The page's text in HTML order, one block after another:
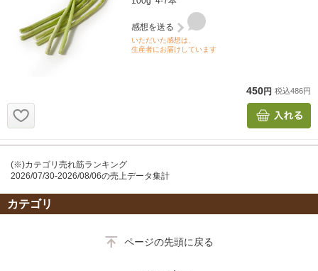
(※)カテゴリ売れ筋ランキング
2026/07/30-2026/08/06の売上データ集計
カテゴリ